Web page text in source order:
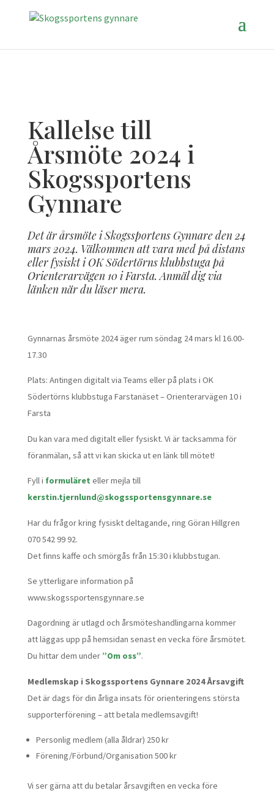
Kallelse till
Årsmöte 2024 i
Skogssportens
Gynnare
Det är årsmöte i Skogssportens Gynnare den 24
mars 2024. Välkommen att vara med på distans
eller fysiskt i OK Södertörns klubbstuga på
Orienterarvägen 10 i Farsta. Anmäl dig via
länken när du läser mera.
Gynnarnas årsmöte 2024 äger rum söndag 24 mars kl 16.00-
17.30
Plats: Antingen digitalt via Teams eller på plats i OK
Södertörns klubbstuga Farstanäset – Orienterarvägen 10 i
Farsta
Du kan vara med digitalt eller fysiskt. Vi är tacksamma för
föranmälan, så att vi kan skicka ut en länk till mötet!
Fyll i formuläret eller mejla till
kerstin.tjernlund@skogssportensgynnare.se
Har du frågor kring fysiskt deltagande, ring Göran Hillgren
070 542 99 92.
Det finns kaffe och smörgås från 15:30 i klubbstugan.
Se ytterligare information på
www.skogssportensgynnare.se
Dagordning är utlagd och årsmöteshandlingarna kommer
att läggas upp på hemsidan senast en vecka före årsmötet.
Du hittar dem under ”Om oss”.
Medlemskap i Skogssportens Gynnare 2024 Årsavgift
Det är dags för din årliga insats för orienteringens största
supporterförening – att betala medlemsavgift!
Personlig medlem (alla åldrar) 250 kr
Förening/Förbund/Organisation 500 kr
Vi ser gärna att du betalar årsavgiften en vecka före